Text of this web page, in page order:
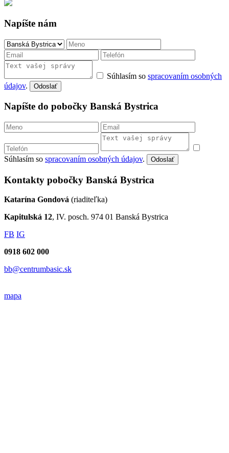
Napíšte nám
Súhlasím so spracovaním osobných
údajov. Odoslať
Napíšte do pobočky Banská Bystrica
Súhlasím so spracovaním osobných údajov. Odoslať
Kontakty pobočky Banská Bystrica
Katarína Gondová (riaditeľka)
Kapitulská 12, IV. posch. 974 01 Banská Bystrica
FB IG
0918 602 000
bb@centrumbasic.sk
mapa